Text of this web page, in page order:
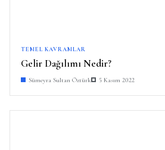
TEMEL KAVRAMLAR
Gelir Dağılımı Nedir?
Sümeyra Sultan Öztürk 5 Kasım 2022